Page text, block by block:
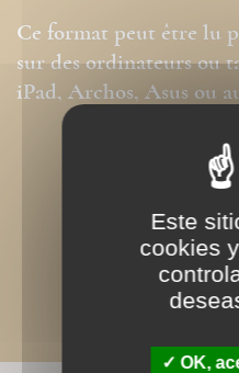
Ce format peut être lu
sur des ordinateurs ou
iPad, Archos, Asus ou
Este
cookies
OK,